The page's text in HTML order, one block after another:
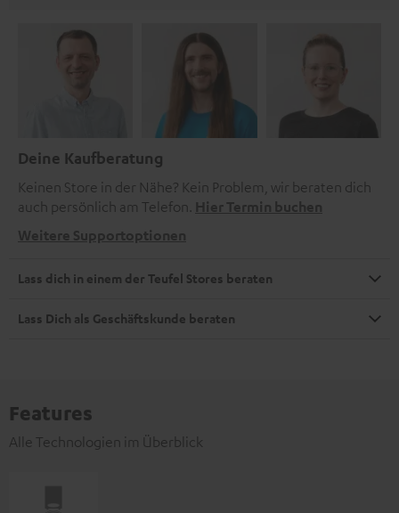
Deine Kaufberatung
Keinen Store in der Nähe? Kein Problem, wir beraten dich
auch persönlich am Telefon. Hier Termin buchen
Weitere Supportoptionen
Lass dich in einem der Teufel Stores beraten
Lass Dich als Geschäftskunde beraten
Features
Alle Technologien im Überblick